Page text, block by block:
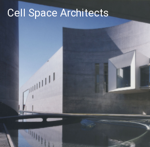
Cell Space Architects